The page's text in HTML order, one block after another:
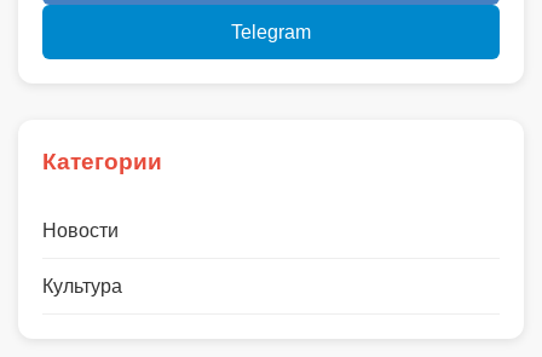
Telegram
Категории
Новости
Культура